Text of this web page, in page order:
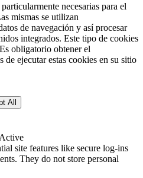
necesarias para el
mismas se utilizan
de navegación y así procesar
integrados. Este tipo de cookies
obligatorio obtener el
de ejecutar estas cookies en su sitio
All
site features like secure log-ins
They do not store personal